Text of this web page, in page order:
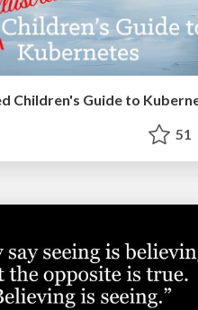
Children's Guide to
51